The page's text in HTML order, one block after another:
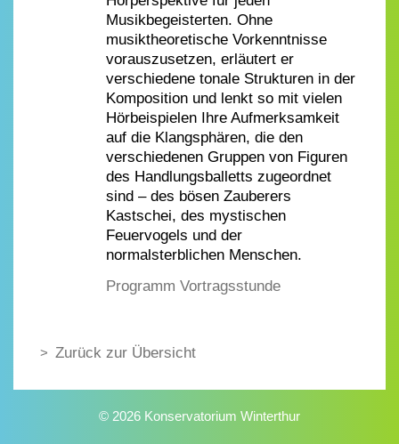
Musikbegeisterten. Ohne
musiktheoretische Vorkenntnisse
vorauszusetzen, erläutert er
verschiedene tonale Strukturen in der
Komposition und lenkt so mit vielen
Hörbeispielen Ihre Aufmerksamkeit
auf die Klangsphären, die den
verschiedenen Gruppen von Figuren
des Handlungsballetts zugeordnet
sind – des bösen Zauberers
Kastschei, des mystischen
Feuervogels und der
normalsterblichen Menschen.
Programm Vortragsstunde
Zurück zur Übersicht
© 2026 Konservatorium Winterthur